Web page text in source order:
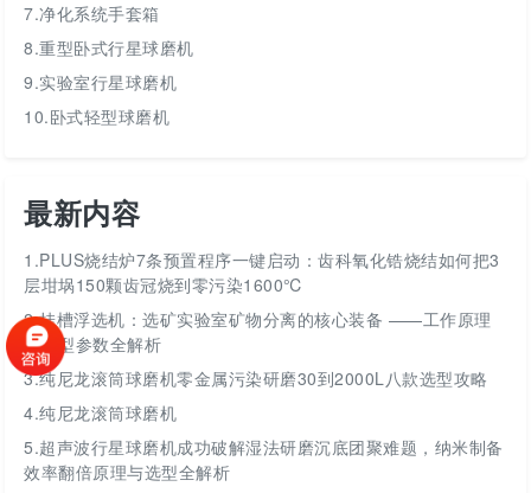
7.净化系统手套箱
8.重型卧式行星球磨机
9.实验室行星球磨机
10.卧式轻型球磨机
最新内容
1.PLUS烧结炉7条预置程序一键启动：齿科氧化锆烧结如何把3
层坩埚150颗齿冠烧到零污染1600℃
2.挂槽浮选机：选矿实验室矿物分离的核心装备 ——工作原理
与选型参数全解析
3.纯尼龙滚筒球磨机零金属污染研磨30到2000L八款选型攻略
4.纯尼龙滚筒球磨机
5.超声波行星球磨机成功破解湿法研磨沉底团聚难题，纳米制备
效率翻倍原理与选型全解析